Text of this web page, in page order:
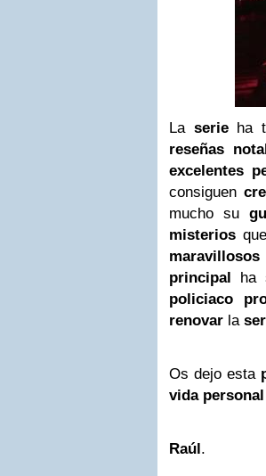
La serieha
reseñas
excelentes
consiguen
mucho su
misterios
principal ha
policiaco
renovar la
Os dejo esta
vida personal
Raúl.